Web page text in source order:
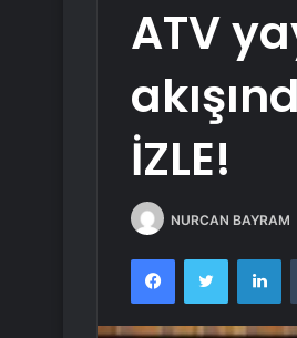
ATV
İZLE!
NURCAN BAYRAM
FacebookTwitter